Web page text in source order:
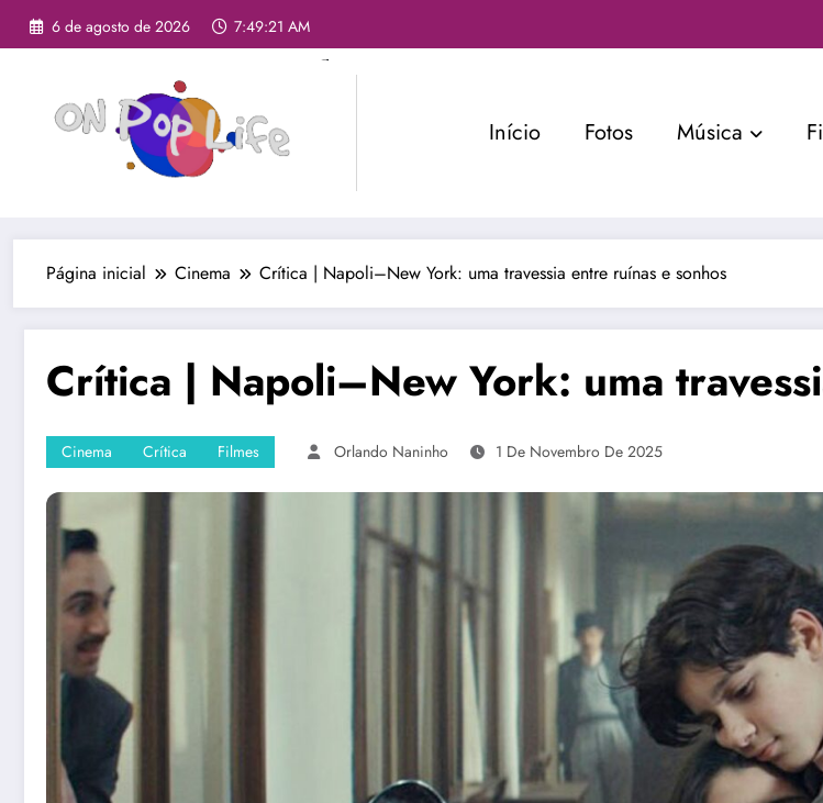
6 de agosto de 2026 7:49:23 AM
Início Fotos Música
Página inicial Cinema Crítica | Napoli–New York: uma travessia entre ruínas e sonhos
Crítica | Napoli–New York: uma
Cinema Crítica Filmes Orlando Naninho 1 De Novembro De 2025